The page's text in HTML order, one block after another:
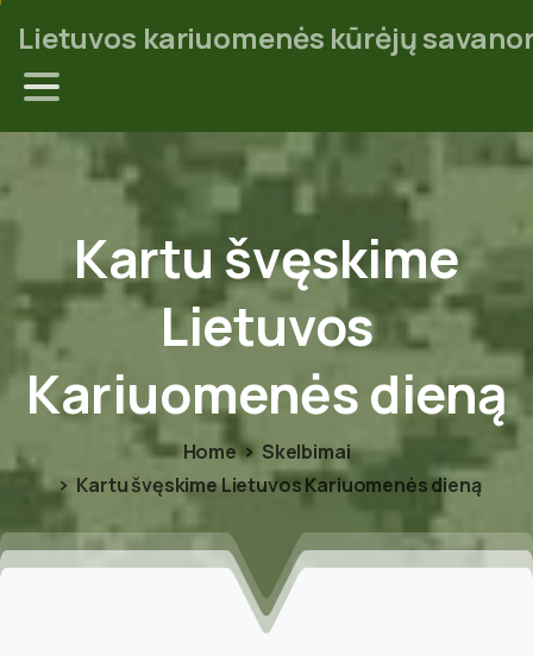
Lietuvos kariuomenės kūrėjų
Kartu švęskime
Lietuvos
Kariuomenėsdieną
Home
Skelbimai
Kartu švęskime Lietuvos Kariuomenės dieną